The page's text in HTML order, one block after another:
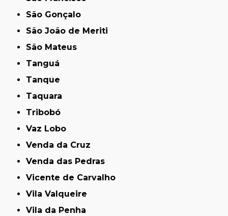
São Gonçalo
São João de Meriti
São Mateus
Tanguá
Tanque
Taquara
Tribobó
Vaz Lobo
Venda da Cruz
Venda das Pedras
Vicente de Carvalho
Vila Valqueire
Vila da Penha